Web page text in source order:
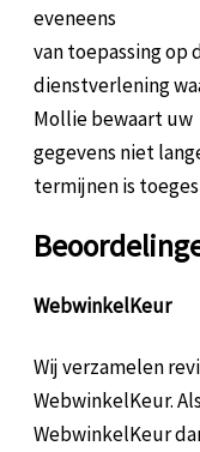
eveneens
van toepassing op
dienstverlening
Mollie bewaart uw
gegevens niet
termijnen is
WebwinkelKeur
Wij verzamelen
WebwinkelKeur.
WebwinkelKeur